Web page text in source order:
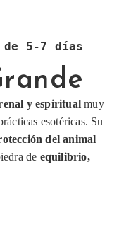
de 5-7 días
y espiritual muy
esotéricas. Su
del animal
de equilibrio,